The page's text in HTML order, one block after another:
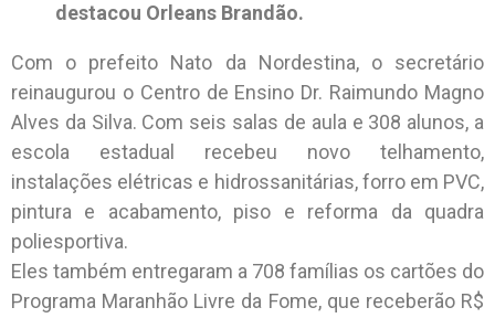
destacou Orleans Brandão.
Com o prefeito Nato da Nordestina, o secretário
reinaugurou o Centro de Ensino Dr. Raimundo Magno
Alves da Silva. Com seis salas de aula e 308 alunos, a
escola estadual recebeu novo telhamento,
instalações elétricas e hidrossanitárias, forro em PVC,
pintura e acabamento, piso e reforma da quadra
poliesportiva.
Eles também entregaram a 708 famílias os cartões do
Programa Maranhão Livre da Fome, que receberão R$